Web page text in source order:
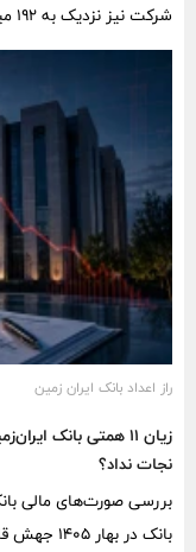
تیرماه نشانه‌هایی از
راز اعداد بانک ایران زمین
نجات نداد؟
بررسی صورت‌های مالی
بانک در